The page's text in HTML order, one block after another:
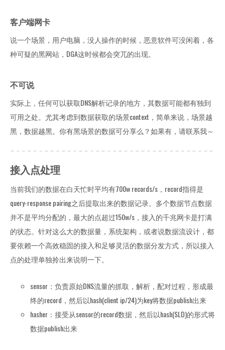
客户端网卡
说一个场景，用户电脑，没人操作的时候，恶意软件可没闲着，各
种可疑的黑网站，DGA这时候都会突兀的出现。
不可说
实际上，任何可以获取DNS解析记录的地方，其数据可能都有独到
可用之处。尤其考虑到数据获取的场景context，简单来说，场景越
黑，数据越黑。你有黑场景的数据可分享么？如果有，请联系我～
接入点处理
当前我们的数据在白天忙时平均有700w records/s，record指得是
query-response pairing之后提取出来的数据记录。多个数据节点数据
并不是平均分配的，最大的点超过150w/s，接入的千兆网卡是打满
的状态。针对这么大的数据量，系统架构，或者说数据流设计，都
要依赖一个高效稳固的接入和足够灵活的数据分发方式，所以接入
点的处理单独拎出来说明一下。
sensor：负责原始DNS流量的抓取，解析，配对过程，形成最
终的record，然后以hash(client ip/24)为key将数据publish出来
hasher：接受从sensor的record数据，然后以hash(SLD)的形式将
数据publish出来